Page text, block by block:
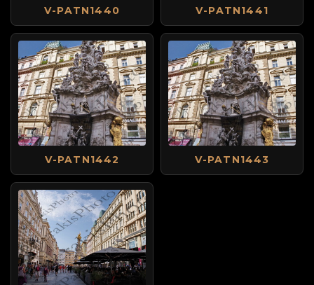
V-PATN1440 V-PATN1441
V-PATN1442 V-PATN1443